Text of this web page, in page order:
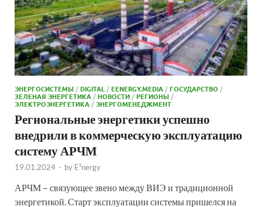
ЭНЕРГОСИСТЕМЫ /DIGITAL /EENERGY.MEDIA /ГОСУДАРСТВО /
ЗЕЛЕНАЯ ЭНЕРГЕТИКА /НОВОСТИ /РЕГИОНЫ /
ЭЛЕКТРОЭНЕРГЕТИКА /ЭНЕРГОМЕНЕДЖМЕНТ
Региональные энергетики успешно
внедрили в коммерческую эксплуатацию
систему АРЧМ
19.01.2024 - by E²nergy
АРЧМ – связующее звено между ВИЭ и традиционной
энергетикой. Старт эксплуатации системы пришелся на